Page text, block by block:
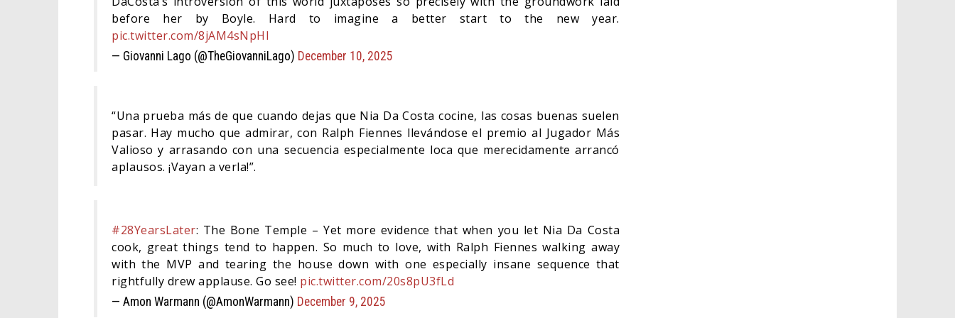
before her by Boyle. Hard to imagine a better start to the new year.
pic.twitter.com/8jAM4sNpHl
— Giovanni Lago (@TheGiovanniLago) December 10, 2025
“Una prueba más de que cuando dejas que Nia Da Costa cocine, las cosas buenas suelen
pasar. Hay mucho que admirar, con Ralph Fiennes llevándose el premio al Jugador Más
Valioso y arrasando con una secuencia especialmente loca que merecidamente arrancó
aplausos. ¡Vayan a verla!”.
#28YearsLater: The Bone Temple – Yet more evidence that when you let Nia Da Costa
cook, great things tend to happen. So much to love, with Ralph Fiennes walking away
with the MVP and tearing the house down with one especially insane sequence that
rightfully drew applause. Go see! pic.twitter.com/20s8pU3fLd
— Amon Warmann (@AmonWarmann) December 9, 2025